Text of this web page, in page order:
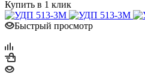
Купить в 1 клик
Быстрый просмотр